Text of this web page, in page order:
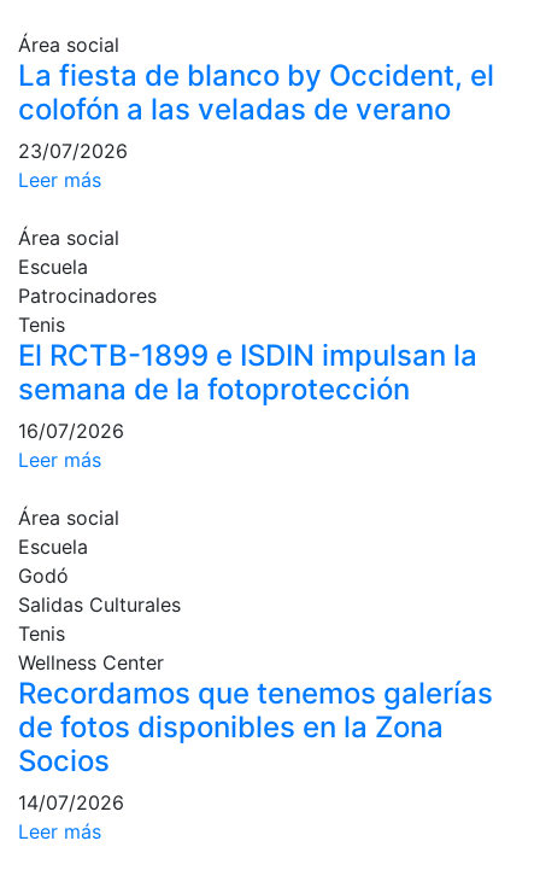
profesionales
Competiciones
Campeonato
Social de Tenis
Cuadros de
Cuadro de
Honor
Histórico del
Social
Fotos
Normativa
Escuela de
Pádel
Campeonato
Social de Pádel
Cuadros de
juego
Cuadro
d'Honor
Campeonato
Social
Área social
La fiesta de blanco by Occident, el
colofón a las veladas de verano
23/07/2026
Leer más
Área social
Escuela
Patrocinadores
Tenis
El RCTB-1899 e ISDIN impulsan la
semana de la fotoprotección
16/07/2026
Leer más
Área social
Escuela
Godó
Salidas Culturales
Tenis
Wellness Center
Recordamos que tenemos galerías
de fotos disponibles en la Zona
Socios
14/07/2026
Leer más